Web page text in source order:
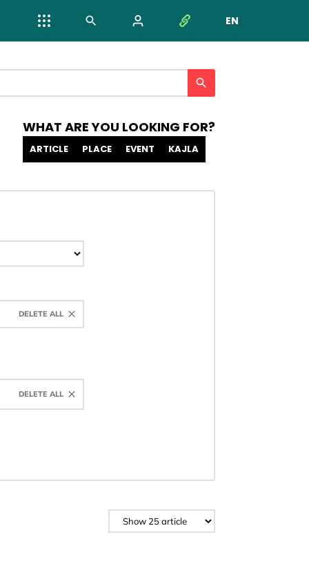
EN
NYELV
WHAT ARE YOU LOOKING FOR?
ARTICLE PLACE EVENT KAJLA
DELETE ALL
DELETE ALL